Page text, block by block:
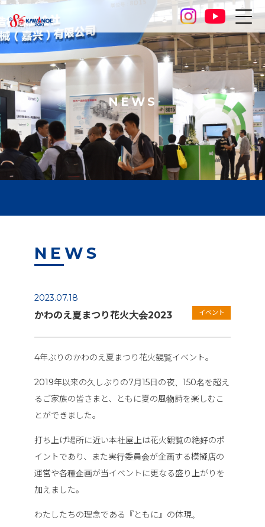
NEWS
NEWS
2023.07.18
かわのえ夏まつり花火大会2023 イベント
4年ぶりのかわのえ夏まつり花火観覧イベント。
2019年以来の久しぶりの7月15日の夜、150名を超え
るご家族の皆さまと、ともに夏の風物詩を楽しむこ
とができました。
打ち上げ場所に近い本社屋上は花火観覧の絶好のポ
イントであり、また実行委員会が企画する模擬店の
運営や各種企画が当イベントに更なる盛り上がりを
加えました。
わたしたちの理念である『ともに』の体現。